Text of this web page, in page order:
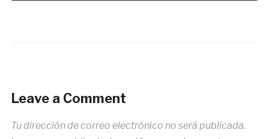
Leave a Comment
Tu dirección de correo electrónico no será publicada.